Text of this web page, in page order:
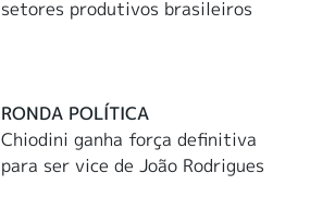
setores produtivos brasileiros
RONDA POLÍTICA
Chiodini ganha força definitiva
para ser vice de João Rodrigues